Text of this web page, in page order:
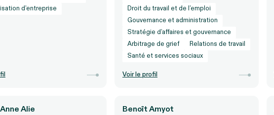
d’entreprise
Droit du travail et de l’emploi
Gouvernance et administration
Stratégie d’affaires et gouvernance
Arbitrage de grief
Relations de travail
Santé et services sociaux
Voir le profil
Alie Benoît Amyot